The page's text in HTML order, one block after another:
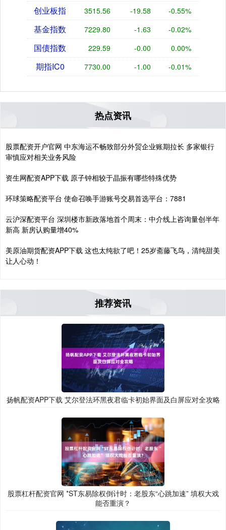
创业板指 3515.56 -19.58 -0.55%
基金指数 7229.80 -1.63 -0.02%
国债指数 229.59 -0.00 0.00%
期指IC0 7730.00 -1.00 -0.01%
热点资讯
股票配资开户官网 中东海运不畅致部分外贸企业账期拉长 多家银行
审慎应对相关业务风险
资生网配资APP下载 原子钟相较于晶振有哪些特殊优势
环球策略配资平台 使命召唤手游账号交易首选平台：7881
云沪深配资平台 深圳楼市新政落地首个周末：中介线上咨询量创半年
新高 新房认购量增40%
美原油期货配资APP下载 这也太纯欲了吧！25岁斋藤飞鸟，清纯甜美
让人心动！
推荐资讯
扬帆配资APP下载 艾尔登法环黑夜君临卡初始界面及白屏应对全攻略
股票杠杆配资官网 *ST东易除权倒计时：老股东“心跳加速” 填权大戏
能否重演？